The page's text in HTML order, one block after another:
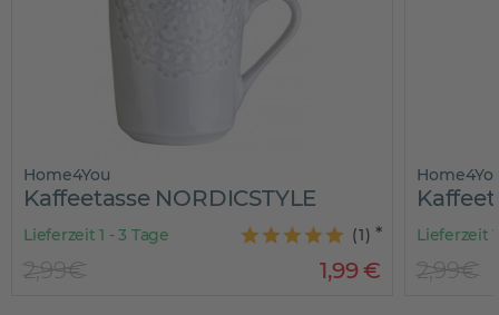
NORDICSTYLE
1 - 3 Tage (1)
99€
Home4You
Lieferzeit 1 - 3
2,99€